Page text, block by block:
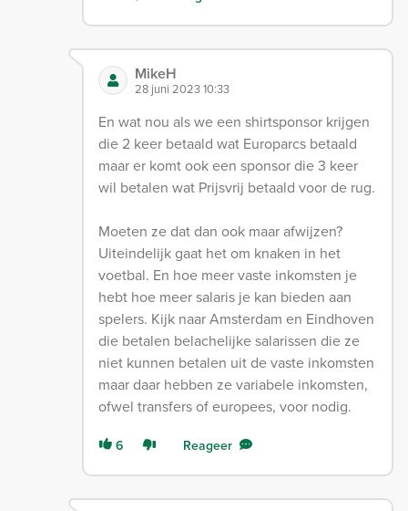
MikeH
28 juni 2023 10:33
En wat nou als we een shirtsponsor krijgen
die 2 keer betaald wat Europarcs betaald
maar er komt ook een sponsor die 3 keer
wil betalen wat Prijsvrij betaald voor de rug.
Moeten ze dat dan ook maar afwijzen?
Uiteindelijk gaat het om knaken in het
voetbal. En hoe meer vaste inkomsten je
hebt hoe meer salaris je kan bieden aan
spelers. Kijk naar Amsterdam en Eindhoven
die betalen belachelijke salarissen die ze
niet kunnen betalen uit de vaste inkomsten
maar daar hebben ze variabele inkomsten,
ofwel transfers of europees, voor nodig.
6 Reageer